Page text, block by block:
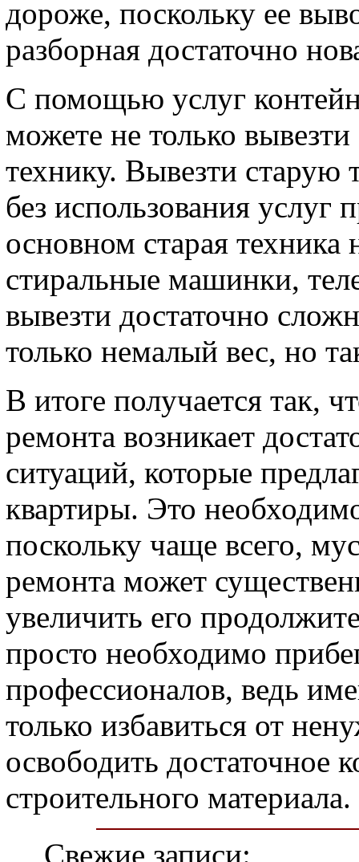
дороже, поскольку ее
разборная достаточно
С помощью услуг
можете не только
технику. Вывезти
без использования услуг
основном старая техника
стиральные машинки,
вывезти достаточно
только немалый вес, но
В итоге получается так,
ремонта возникает
ситуаций, которые
квартиры. Это
поскольку чаще всего,
ремонта может
увеличить его
просто необходимо
профессионалов, ведь
только избавиться от
освободить достаточное
строительного материала.
Свежие записи: